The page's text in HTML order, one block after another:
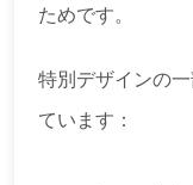
ためです。
特別デザインの
ています：